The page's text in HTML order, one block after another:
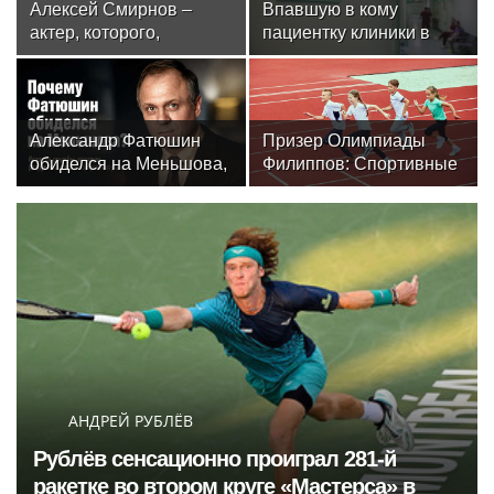
Алексей Смирнов –
актер, которого,
надеюсь, еще не
забыли
Впавшую в кому
пациентку клиники в
Москве спасли, ей
оказалась чемпионка
мира
Александр Фатюшин
обиделся на Меньшова,
когда не получил роль в
Призер Олимпиады
Филиппов: Спортивные
мероприятия в Москве
АНДРЕЙ РУБЛЁВ
Рублёв сенсационно проиграл 281-й
ракетке во втором круге «Мастерса» в